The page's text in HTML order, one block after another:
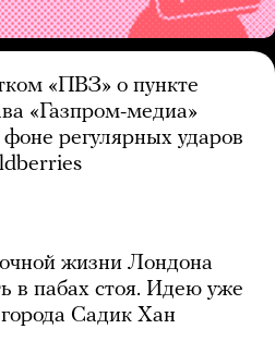
«ПВЗ» о пункте
«Газпром-медиа»
регулярных ударов
жизни Лондона
в пабах стоя. Идею уже
Садик Хан